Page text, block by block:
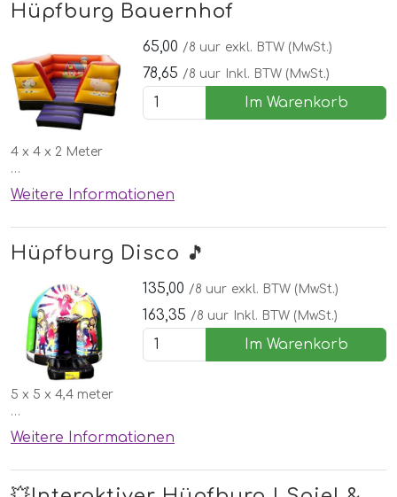
Hüpfburg Bauernhof
65,00 /8 uur exkl. BTW (MwSt.)
78,65 /8 uur Inkl. BTW (MwSt.)
Im Warenkorb
4 x 4 x 2 Meter
✅Kostenlose lieferung, aufbau und abbau in Nordhorn
🌞Inklusive schönen Wettergarantie
Weitere Informationen
Hüpfburg Disco 🎵
135,00 /8 uur exkl. BTW (MwSt.)
163,35 /8 uur Inkl. BTW (MwSt.)
Im Warenkorb
5 x 5 x 4,4 meter
🎵Mit Musik & Lichteffekten
✅Kostenlose lieferung, aufbau und abbau in Nordhorn
Weitere Informationen